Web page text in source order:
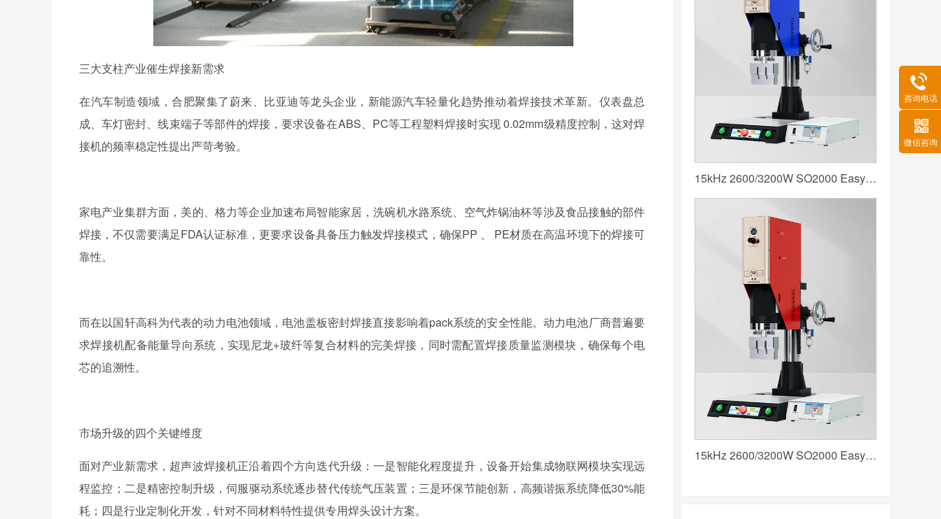
三大支柱产业催生焊接新需求
在汽车制造领域，合肥聚集了蔚来、比亚迪等龙头企业，新能源汽车轻量化趋势推动着焊接技术革新。仪表盘总
成、车灯密封、线束端子等部件的焊接，要求设备在ABS、 PC等工程塑料焊接时实现0.02mm级精度控制，这对焊
接机的频率稳定性提出严苛考验。
家电产业集群方面，美的、格力等企业加速布局智能家居，洗碗机水路系统、空气炸锅油杯等涉及食品接触的部件
焊接，不仅需要满足FDA认证标准，更要求设备具备压力触发焊接模式，确保PP 、 PE材质在高温环境下的焊接可
靠性。
而在以国轩高科为代表的动力电池领域，电池盖板密封焊接直接影响着pack系统的安全性能。动力电池厂商普遍要
求焊接机配备能量导向系统，实现尼龙+玻纤等复合材料的完美焊接，同时需配置焊接质量监测模块，确保每个电
芯的追溯性。
市场升级的四个关键维度
面对产业新需求，超声波焊接机正沿着四个方向迭代升级：一是智能化程度提升，设备开始集成物联网模块实现远
程监控；二是精密控制升级，伺服驱动系统逐步替代传统气压装置；三是环保节能创新，高频谐振系统降低30%能
耗；四是行业定制化开发，针对不同材料特性提供专用焊头设计方案。
15kHz 2600/3200W SO2000 Easy 声峰超声波焊接机 数字 圆立柱 蓝色
15kHz 2600/3200W SO2000 Easy 声峰超声波焊接机 数字 圆立柱 红
咨询电话
微信咨询